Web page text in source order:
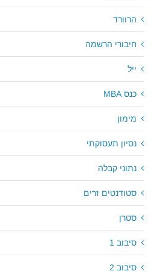
הרוורד
חיבורי הרשמה
ייל
כנס MBA
מימון
נסיון תעסוקתי
נתוני קבלה
סטודנטים זרים
סטרן
סיבוב 1
סיבוב 2